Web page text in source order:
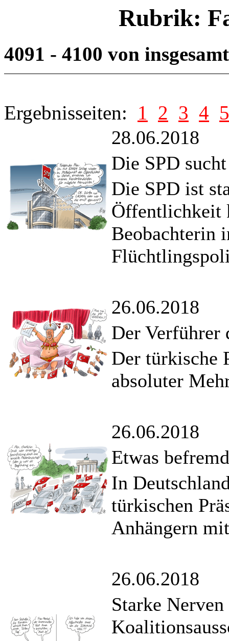
Rubrik:
4091 - 4100 von
Ergebnisseiten: 1 2 3 4 5
28.06.2018
Die SPD
Die SPD ist
Öffentlichkeit
Beobachterin
26.06.2018
Der Verführer
Der türkische
absoluter
26.06.2018
Etwas
In
türkischen
Anhängern
26.06.2018
Starke